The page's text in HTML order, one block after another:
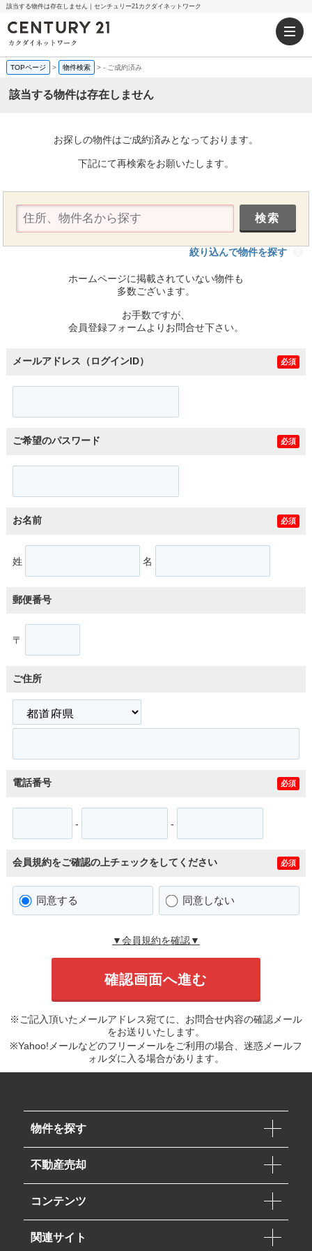
該当する物件は存在しません｜センチュリー21カクダイネットワーク
TOPページ > 物件検索 >- ご成約済み
該当する物件は存在しません
お探しの物件はご成約済みとなっております。
下記にて再検索をお願いたします。
絞り込んで物件を探す
ホームページに掲載されていない物件も
多数ございます。
お手数ですが、
会員登録フォームよりお問合せ下さい。
メールアドレス（ログインID） 必須
ご希望のパスワード 必須
お名前 必須
姓 名
郵便番号
〒
ご住所
電話番号 必須
- -
会員規約をご確認の上チェックをしてください 必須
同意する 同意しない
▼会員規約を確認▼
※ご記入頂いたメールアドレス宛てに、お問合せ内容の確認メール
をお送りいたします。
※Yahoo!メールなどのフリーメールをご利用の場合、迷惑メールフ
ォルダに入る場合があります。
物件を探す
不動産売却
コンテンツ
関連サイト